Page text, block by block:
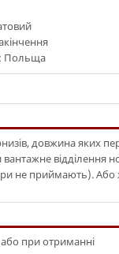
Польща
довжина яких
вантажне відділення
не приймають).
при отриманні